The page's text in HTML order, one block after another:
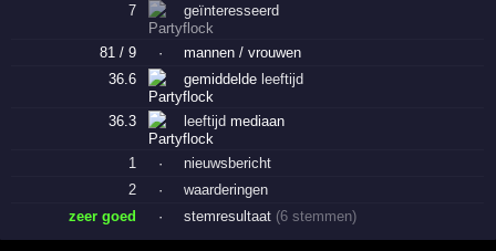
7 geïnteresseerd
81 / 9 ·
mannen / vrouwen
36.6
gemiddeldeleeftijd
36.3 leeftijd mediaan
1 ·
nieuwsbericht
2
·
waarderingen
zeer goed
· stemresultaat (6 stemmen)